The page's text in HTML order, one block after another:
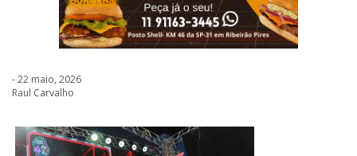
- 22 maio, 2026
Raul Carvalho